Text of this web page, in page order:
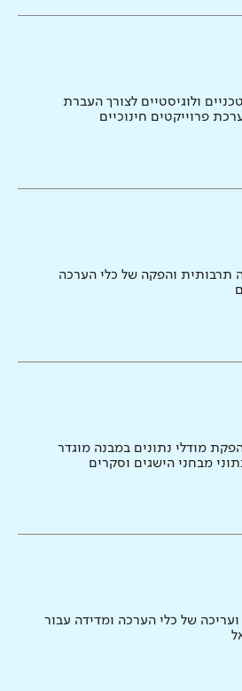
ולוגיסטיים לצורך העברת
פרוייקטים חינוכיים
תרבותית והפקה של כלי הערכה
מודלי נתונים במבנה מוגדר
מבחני הישגים וסקרים
של כלי הערכה ומדידה עבור